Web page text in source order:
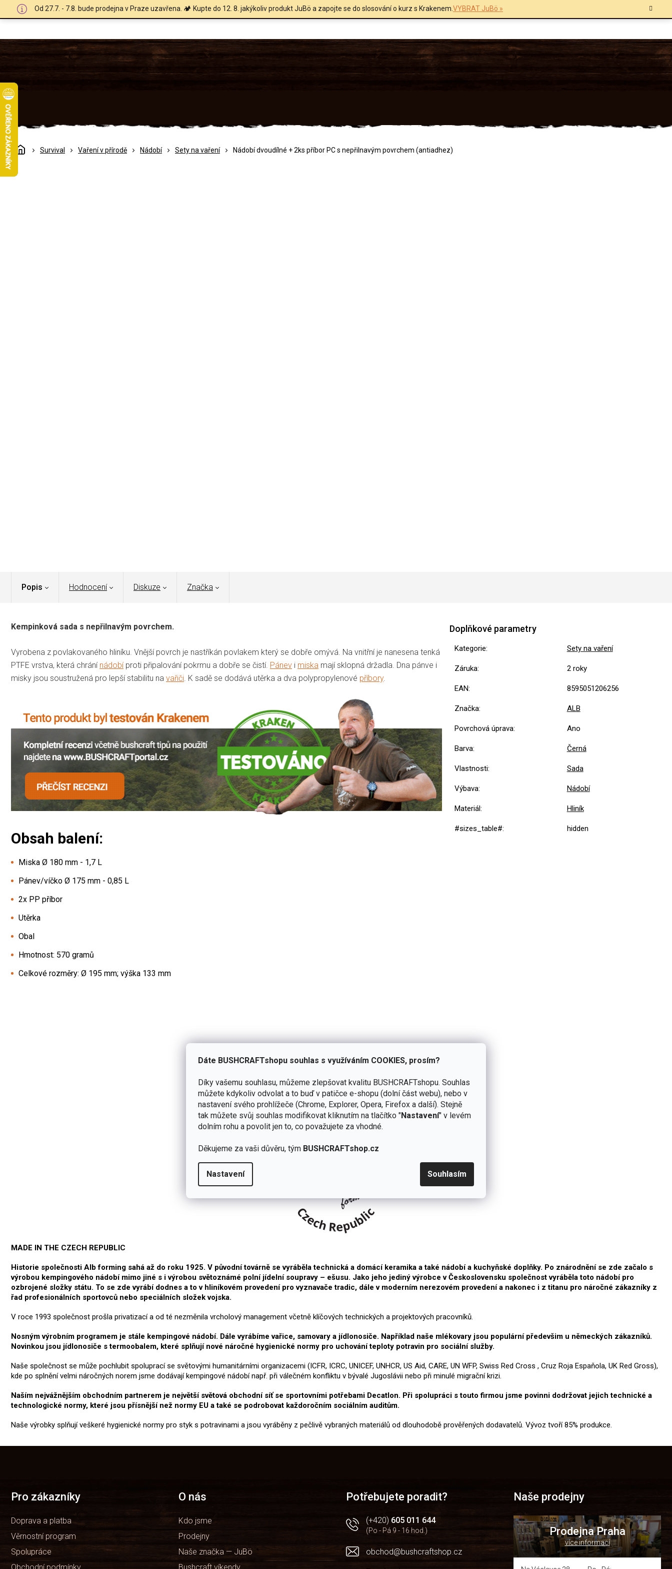
Dáte BUSHCRAFTshopu souhlas s využíváním COOKIES, prosím?
Díky vašemu souhlasu, můžeme zlepšovat kvalitu BUSHCRAFTshopu. Souhlas
můžete kdykoliv odvolat a to buď v patičce e-shopu (dolní část webu), nebo v
nastavení svého prohlížeče (Chrome, Explorer, Opera, Firefox a další). Stejně
tak můžete svůj souhlas modifikovat kliknutím na tlačítko "Nastavení" v levém
dolním rohu a povolit jen to, co považujete za vhodné.
Děkujeme za vaši důvěru, tým BUSHCRAFTshop.cz
Nastavení Souhlasím
Od 27.7. - 7.8. bude prodejna v Praze uzavřena. 🏕️ Kupte do 12. 8. jakýkoliv produkt JuBö a zapojte se do slosování o kurz s Krakenem.VYBRAT JuBö »
DomůSurvival Vaření v přírodě Nádobí Sety na vaření Nádobí dvoudílné + 2ks příbor PC s nepřilnavým povrchem (antiadhez)
Popis Hodnocení Diskuze Značka
Kempinková sada s nepřilnavým povrchem.
Vyrobena z povlakovaného hliníku. Vnější povrch je nastříkán povlakem který se dobře omývá. Na vnitřní je nanesena tenká
PTFE vrstva, která chrání nádobíproti připalování pokrmu a dobře se čistí. Pánev i miska mají sklopná držadla. Dna pánve i
misky jsou soustružená pro lepší stabilitu na vařiči. K sadě se dodává utěrka a dva polypropylenové příbory.
Obsah balení:
Miska Ø 180 mm - 1,7 L
Pánev/víčko Ø 175 mm - 0,85 L
2x PP příbor
Utěrka
Obal
Hmotnost: 570 gramů
Celkové rozměry: Ø 195 mm; výška 133 mm
Doplňkové parametry
Kategorie: Sety na vaření
Záruka: 2 roky
EAN: 8595051206256
Značka: ALB
Povrchová úprava: Ano
Barva: Černá
Vlastnosti: Sada
Výbava: Nádobí
Materiál: Hliník
#sizes_table#: hidden
MADE IN THE CZECH REPUBLIC
Historie společnosti Alb forming sahá až do roku 1925. V původní továrně se vyráběla technická a domácí keramika a také nádobí a kuchyňské doplňky. Po znárodnění se zde začalo s
výrobou kempingového nádobí mimo jiné s i výrobou světoznámé polní jídelní soupravy – ešusu. Jako jeho jediný výrobce v Československu společnost vyráběla toto nádobí pro
ozbrojené složky státu. To se zde vyrábí dodnes a to v hliníkovém provedení pro vyznavače tradic, dále v moderním nerezovém provedení a nakonec i z titanu pro náročné zákazníky z
řad profesionálních sportovců nebo speciálních složek vojska.
V roce 1993 společnost prošla privatizací a od té nezměnila vrcholový management včetně klíčových technických a projektových pracovníků.
Nosným výrobním programem je stále kempingové nádobí. Dále vyrábíme vařice, samovary a jídlonosiče. Například naše mlékovary jsou populární předevšim u německých zákazníků.
Novinkou jsou jídlonosiče s termoobalem, které splňují nové náročné hygienické normy pro uchování teploty potravin pro sociální služby.
Naše společnost se může pochlubit spoluprací se světovými humanitárními organizacemi (ICFR, ICRC, UNICEF, UNHCR, US Aid, CARE, UN WFP, Swiss Red Cross , Cruz Roja Espaňola, UK Red Gross),
kde po splnění velmi náročných norem jsme dodávají kempingové nádobí např. při válečném konfliktu v bývalé Jugoslávii nebo při minulé migrační krizi.
Naším nejvážnějším obchodním partnerem je největší světová obchodní síť se sportovními potřebami Decatlon. Při spolupráci s touto firmou jsme povinni dodržovat jejich technické a
technologické normy, které jsou přísnější než normy EU a také se podrobovat každoročním sociálním auditům.
Naše výrobky splňují veškeré hygienické normy pro styk s potravinami a jsou vyráběny z pečlivě vybraných materiálů od dlouhodobě prověřených dodavatelů. Vývoz tvoří 85% produkce.
Pro zákazníky
Doprava a platba
Věrnostní program
Spolupráce
O nás
Kdo jsme
Prodejny
Naše značka — JuBö
Potřebujete poradit?
(+420) 605 011 644
(Po - Pá 9 - 16 hod.)
obchod@bushcraftshop.cz
Naše prodejny
Prodejna Praha
více informací